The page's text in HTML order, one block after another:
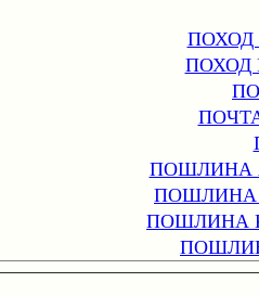
ПОХОД
ПОШЛИНА
ПОШЛИНА
ПОШЛИНА